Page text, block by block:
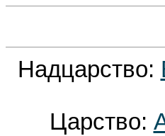
Надцарство:
Царство: